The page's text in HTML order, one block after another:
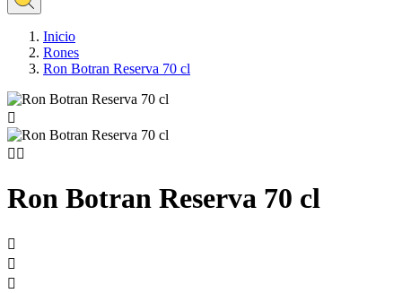
Inicio
Rones
Ron Botran Reserva 70 cl

 
Ron Botran Reserva 70 cl


